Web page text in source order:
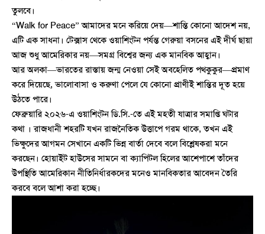
তুলবে।
“Walk for Peace” আমাদের মনে করিয়ে দেয়—শান্তি কোনো আদেশ নয়,
এটি এক সাধনা। টেক্সাস থেকে ওয়াশিংটন পর্যন্ত গেরুয়া বসনের এই দীর্ঘ ছায়া
আজ শুধু আমেরিকার নয়—সমগ্র বিশ্বের জন্য এক মানবিক আহ্বান।
আর অলকা—ভারতের রাস্তায় জন্ম নেওয়া সেই অবহেলিত পথকুকুর—প্রমাণ
করে দিয়েছে, ভালোবাসা ও করুণা পেলে যে কোনো প্রাণীই শান্তির দূত হয়ে
উঠতে পারে।
ফেব্রুয়ারি ২০২৬-এ ওয়াশিংটন ডি.সি.-তে এই মহতী যাত্রার সমাপ্তি ঘটার
কথা । রাজধানী শহরটি যখন রাজনৈতিক উত্তাপে গরম থাকে, তখন এই
ভিক্ষুদের আগমন সেখানে একটি ভিন্ন বার্তা দেবে বলে বিশ্লেষকরা মনে
করছেন। হোয়াইট হাউসের সামনে বা ক্যাপিটল হিলের আশেপাশে তাঁদের
উপস্থিতি আমেরিকান নীতিনির্ধারকদের মনেও মানবিকতার আবেদন তৈরি
করবে বলে আশা করা হচ্ছে।